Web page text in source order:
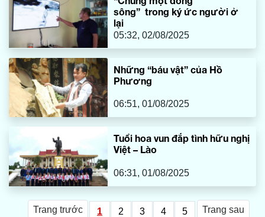
sông” trong ký ức người ở
lại
05:32, 02/08/2025
Những “báu vật” của Hồ
Phương
06:51, 01/08/2025
Tuổi hoa vun đắp tình hữu nghị
Việt – Lào
06:31, 01/08/2025
Trang trước 1 2 3 4 5 Trang sau